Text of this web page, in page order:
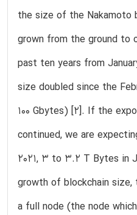
the size of the Nakamoto
grown from the ground to
past ten years from
size doubled since the
100 Gbytes) [2]. If the
continued, we are
2021, 3 to 3.2 T Bytes in
growth of blockchain
a full node (the node